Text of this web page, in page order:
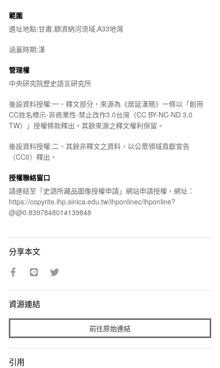
範圍
遺址地點:甘肅,額濟納河流域,A33地灣
涵蓋時期:漢
管理權
中央研究院歷史語言研究所
後設資料授權:一、釋文部分，來源為《居延漢簡》一條以「創用
CC姓名標示-非商業性-禁止改作3.0台灣（CC BY-NC-ND 3.0
TW）」授權條款釋出，其餘來源之釋文權利保留。
後設資料授權:二、其餘非釋文之資料，以公眾領域貢獻宣告
（CC0）釋出。
授權聯絡窗口
請連結至「史語所藏品圖像授權申請」網站申請授權，網址：
https://copyrite.ihp.sinica.edu.tw/ihponlinec/ihponline?
@@0.8397848014139848
分享本文
資源連結
前往原始連結
引用